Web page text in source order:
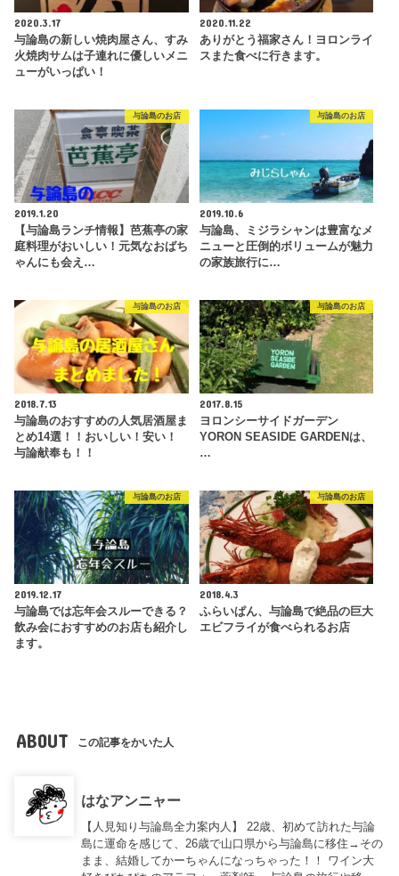
2020.3.17
与論島の新しい焼肉屋さん、すみ
火焼肉サムは子連れに優しいメニ
ューがいっぱい！
2020.11.22
ありがとう福家さん！ヨロンライ
スまた食べに行きます。
与論島のお店
2019.1.20
【与論島ランチ情報】芭蕉亭の家
庭料理がおいしい！元気なおばち
ゃんにも会え…
与論島のお店
2019.10.6
与論島、ミジラシャンは豊富なメ
ニューと圧倒的ボリュームが魅力
の家族旅行に…
与論島のお店
2018.7.13
与論島のおすすめの人気居酒屋ま
とめ14選！！おいしい！安い！
与論献奉も！！
与論島のお店
2017.8.15
ヨロンシーサイドガーデン
YORON SEASIDE GARDENは、
…
与論島のお店
2019.12.17
与論島では忘年会スルーできる？
飲み会におすすめのお店も紹介し
ます。
与論島のお店
2018.4.3
ふらいぱん、与論島で絶品の巨大
エビフライが食べられるお店
ABOUT この記事をかいた人
はなアンニャー
【人見知り与論島全力案内人】 22歳、初めて訪れた与論
島に運命を感じて、26歳で山口県から与論島に移住→その
まま、結婚してかーちゃんになっちゃった！！ ワイン大